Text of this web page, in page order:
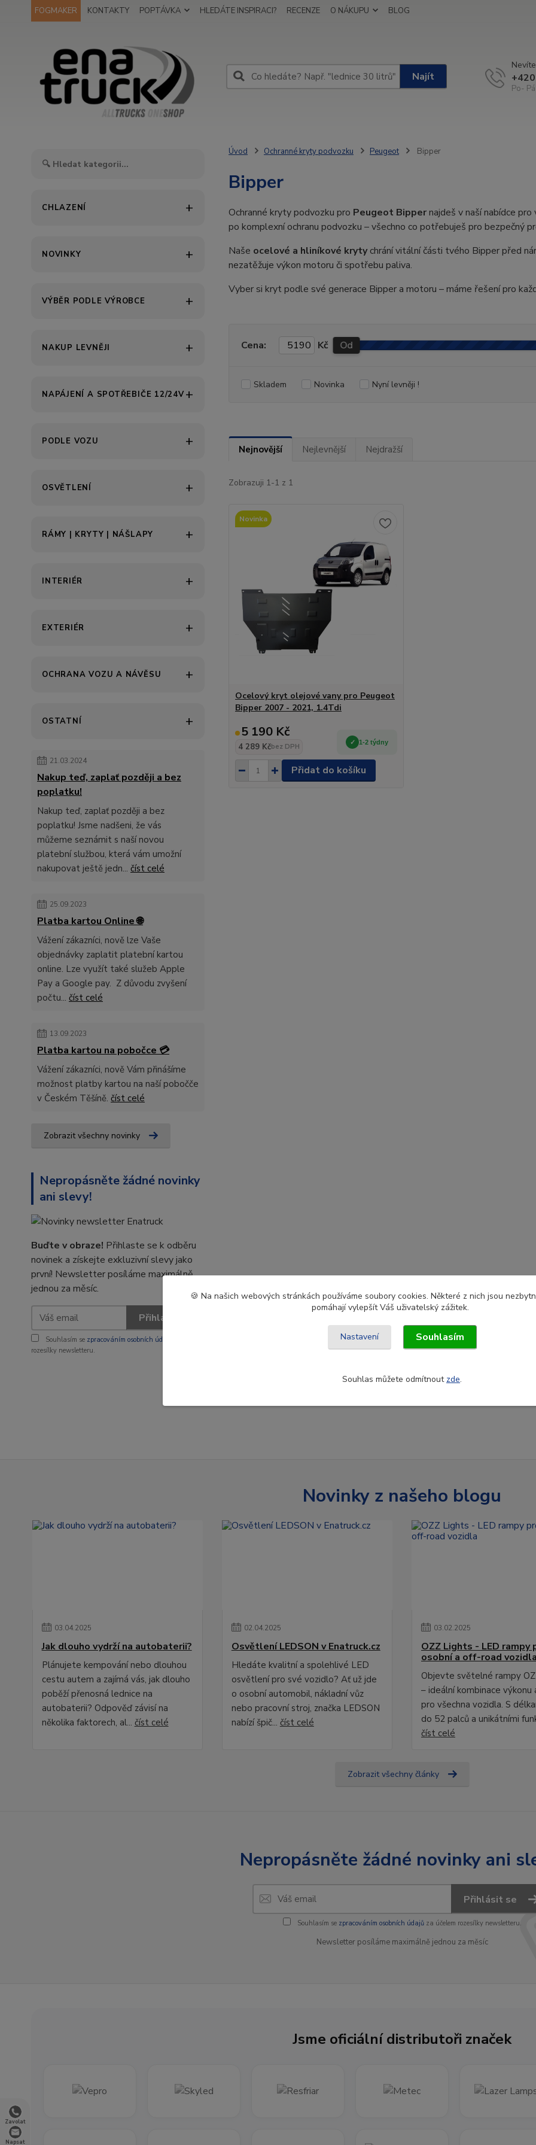
Zavolat
Napsat
FOGMAKER KONTAKTY POPTÁVKA HLEDÁTE INSPIRACI? RECENZE O NÁKUPU BLOG
Najít
Po-
CHLAZENÍ
NOVINKY
VÝBĚR PODLE VÝROBCE
NAKUP LEVNĚJI
NAPÁJENÍ A SPOTŘEBIČE 12/24V
PODLE VOZU
OSVĚTLENÍ
RÁMY | KRYTY | NÁŠLAPY
INTERIÉR
EXTERIÉR
OCHRANA VOZU A NÁVĚSU
OSTATNÍ
21.03.2024
Nakup teď, zaplať později a bez
poplatku!
Nakup teď, zaplať později a bez
poplatku! Jsme nadšeni, že vás
můžeme seznámit s naší novou
platební službou, která vám umožní
nakupovat ještě jedn... číst celé
25.09.2023
Platba kartou Online 🌐
Vážení zákazníci, nově lze Vaše
objednávky zaplatit platební kartou
online. Lze využít také služeb Apple
Pay a Google pay. Z důvodu zvyšení
počtu... číst celé
13.09.2023
Platba kartou na pobočce 💳
Vážení zákazníci, nově Vám přinášíme
možnost platby kartou na naší pobočče
v Českém Těšíně. číst celé
Zobrazit všechny novinky
Nepropásněte žádné novinky
ani slevy!
Buďte v obraze! Přihlaste se k odběru
novinek a získejte exkluzivní slevy jako
první! Newsletter posíláme maximálně
jednou za měsíc.
Přihlásit se
Souhlasím se zpracováním osobních údajů
rozesílky newsletteru.
Úvod Ochranné kryty podvozku Peugeot Bipper
Bipper
Ochranné kryty podvozku pro Peugeot Bippernajdeš v naší nabídce pro
po komplexní ochranu podvozku – všechno co potřebuješ pro bezpečný
Naše ocelové a hliníkové krytychrání vitální části tvého Bipper před
nezatěžuje výkon motoru či spotřebu paliva.
Vyber si kryt podle své generace Bipper a motoru – máme řešení pro
Cena: Kč Od
Skladem Novinka Nyní levněji !
Nejnovější Nejlevnější Nejdražší
Zobrazuji 1-1 z 1
Novinka
Ocelový kryt olejové vany pro Peugeot
Bipper 2007 - 2021, 1.4Tdi
5 190 Kč
4 289 Kčbez DPH
1-2 týdny
Přidat do košíku
Novinky z našeho blogu
03.04.2025
Jak dlouho vydrží na autobaterii?
Plánujete kempování nebo dlouhou
cestu autem a zajímá vás, jak dlouho
poběží přenosná lednice na
autobaterii? Odpověď závisí na
několika faktorech, al... číst celé
02.04.2025
Osvětlení LEDSON v Enatruck.cz
Hledáte kvalitní a spolehlivé LED
osvětlení pro své vozidlo? Ať už jde
o osobní automobil, nákladní vůz
nebo pracovní stroj, značka LEDSON
nabízí špič... číst celé
03.02.2025
OZZ Lights - LED rampy
osobní a off-road vozidla
Objevte světelné rampy
– ideální kombinace výkonu
pro všechna vozidla. S
do 52 palců a unikátními
číst celé
Zobrazit všechny články
Nepropásněte žádné novinky ani
Přihlásit se
Souhlasím se zpracováním osobních údajůza účelem rozesílky newsletteru.
Newsletter posíláme maximálně jednou za měsíc
Jsme oficiální distributoři značek
🍪 Na našich webových stránkách používáme soubory cookies. Některé z nich jsou
pomáhají vylepšít Váš uživatelský zážitek.
Nastavení Souhlasím
Souhlas můžete odmítnout zde.